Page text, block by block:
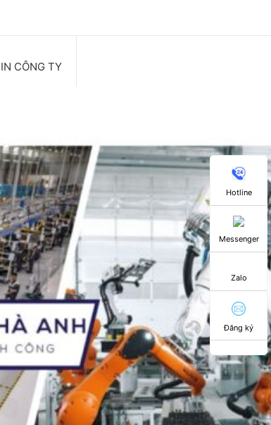
CÔNG TY
Hotline
Messenger
Zalo
Đăng ký